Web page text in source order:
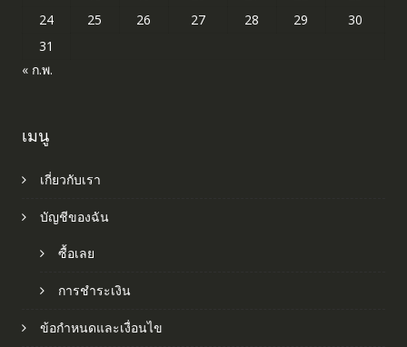
24
25 26 27 28 29
30
31
« ก.พ.
เมนู
เกี่ยวกับเรา
บัญชีของฉัน
ซื้อเลย
การชำระเงิน
ข้อกำหนดและเงื่อนไข